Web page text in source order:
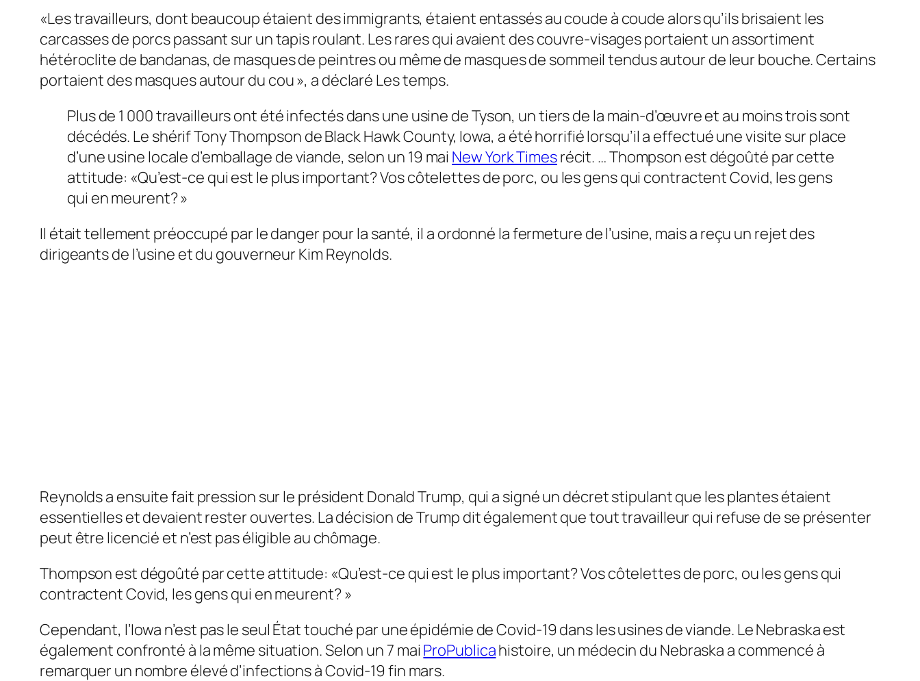
«Les travailleurs, dont beaucoup étaient des immigrants, étaient entassés au coude à coude alors qu’ils brisaient les
carcasses de porcs passant sur un tapis roulant. Les rares qui avaient des couvre-visages portaient un assortiment
hétéroclite de bandanas, de masques de peintres ou même de masques de sommeil tendus autour de leur bouche. Certains
portaient des masques autour du cou », a déclaré Les temps.
Plus de 1 000 travailleurs ont été infectés dans une usine de Tyson, un tiers de la main-d’œuvre et au moins trois sont
décédés. Le shérif Tony Thompson de Black Hawk County, Iowa, a été horrifié lorsqu’il a effectué une visite sur place
d’une usine locale d’emballage de viande, selon un 19 mai New York Timesrécit. … Thompson est dégoûté par cette
attitude: «Qu’est-ce qui est le plus important? Vos côtelettes de porc, ou les gens qui contractent Covid, les gens
qui en meurent? »
Il était tellement préoccupé par le danger pour la santé, il a ordonné la fermeture de l’usine, mais a reçu un rejet des
dirigeants de l’usine et du gouverneur Kim Reynolds.
Reynolds a ensuite fait pression sur le président Donald Trump, qui a signé un décret stipulant que les plantes étaient
essentielles et devaient rester ouvertes. La décision de Trump dit également que tout travailleur qui refuse de se présenter
peut être licencié et n’est pas éligible au chômage.
Thompson est dégoûté par cette attitude: «Qu’est-ce qui est le plus important? Vos côtelettes de porc, ou les gens qui
contractent Covid, les gens qui en meurent? »
Cependant, l’Iowa n’est pas le seul État touché par une épidémie de Covid-19 dans les usines de viande. Le Nebraska est
également confronté à la même situation. Selon un 7 mai ProPublicahistoire, un médecin du Nebraska a commencé à
remarquer un nombre élevé d’infections à Covid-19 fin mars.